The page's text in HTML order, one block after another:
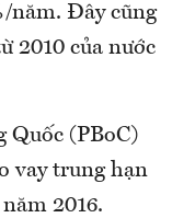
năm. Đây cũng
2010 của nước
Quốc (PBoC)
vay trung hạn
2016.